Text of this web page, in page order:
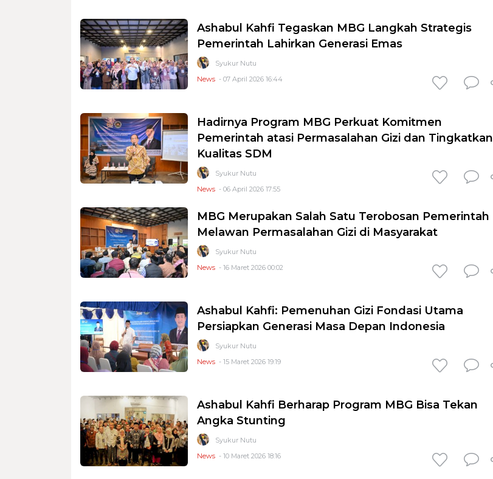
Ashabul Kahfi Tegaskan MBG Langkah Strategis
Pemerintah Lahirkan Generasi Emas
Syukur Nutu
News - 07 April 2026 16:44
Hadirnya Program MBG Perkuat Komitmen
Pemerintah atasi Permasalahan Gizi dan Tingkatkan
Kualitas SDM
Syukur Nutu
News - 06 April 2026 17:55
MBG Merupakan Salah Satu Terobosan Pemerintah
Melawan Permasalahan Gizi di Masyarakat
Syukur Nutu
News - 16 Maret 2026 00:02
Ashabul Kahfi: Pemenuhan Gizi Fondasi Utama
Persiapkan Generasi Masa Depan Indonesia
Syukur Nutu
News - 15 Maret 2026 19:19
Ashabul Kahfi Berharap Program MBG Bisa Tekan
Angka Stunting
Syukur Nutu
News - 10 Maret 2026 18:16